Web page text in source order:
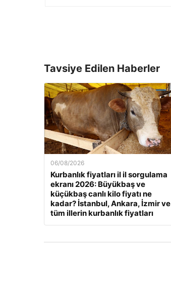
Tavsiye Edilen Haberler
06/08/2026
Kurbanlık fiyatları il il sorgulama
ekranı 2026: Büyükbaş ve
küçükbaş canlı kilo fiyatı ne
kadar? İstanbul, Ankara, İzmir ve
tüm illerin kurbanlık fiyatları